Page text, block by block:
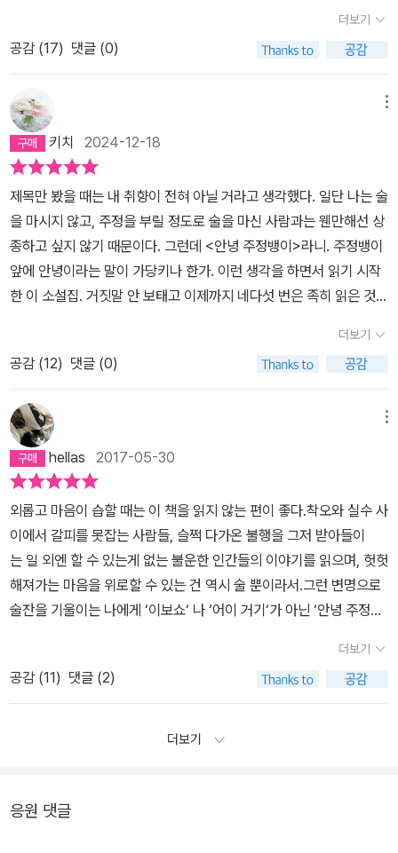
도 좋았다. 젖을 빠는 허기진 아이처럼 그녀의 몸은 알코올을 쭉쭉 흡
수하기를 원했다 ( 봄밤. 33p)- 아무튼 언니 편지를 읽는데 문체인지
(이모. 79p) - 당장이라도 과도를 움켜쥐고 무엇을 찌를 듯이, 장갑
속의 언 손가락들을 바르르 떨게 만드는 이 붉고 어두컴컴한 증오는
무엇인가. 그걸 알 수 없어 그녀는 오른속으로 왼손으로 쥐었다 놓고
왼손으로 오른손으로 쥐었다놓았다 (이모. 94p) - 그 애를 지진 이유
는 단순했어. 성가시고 귀찮았던 거지. 단지 그뿐이었어 (이모. 105
p) - 나도 애초에, 이렇게 생겨먹지는 않았겠지. 불가촉천민처럼. 아
무에게도, 가닿지 못하게, 내 탓도 아니고, 세상탓도 아니다. 그래도
내가, 성가시고 귀찮다고, 누굴 죽이지 않은 게 어디냐? 그냥 좀, 지진
람이어서가 아니라 악에 대해서 무능한 사람이야. . (카메라. 133p)-
그렇게 꽉 쥐지 말아요. 문정씨. 그래야 살 수 있어요 (카메라. 135p)
- 그것은 어쩌면 10년전에 지자체에서 그 길을 다시 포장하면서 돌길
을 깔았기 때문일 수도 있지만, 그 보다는 1년 9개월 3일전에 문정이
지나가는 말로 사진을 찍고 싶다고 말했기 때문일 것이다. 삶에서 취
소할 수 있는건 단 한가지도 없딘. 지나가는 말이든 무심코 한 행동이
든, 일단 튀어나온 이상 돌처럼 단단한 필연이 된다 (카메라. 136p)-
나는 점점 비인칭이 되어가고 있어요. 내가 보지 못한다고 아무도 나
를 주체로 여기지 않아요. 그걸 받아들이는 게 아직도 때로는 분하고
힘이 들어요. 하지만 가끔은 여전히 명랑한 주체 인 양 거울을 보고 명
령합니다. 내 안의 장님이여, 시체여, 진군하라! (역광. 172p) 제일 좋
는 없을 줄 알았던 행운이 남아있다는 벅찬 감정을 영경이가 느낄 수
있도록 해준 수환이가 있어서 참 다행이었고, 그들이 주고받는 눈빛
과 손길은 너무 따뜻했으며, 더없이 사랑했으니까.(P. 32) 취한 그녀
를 업었을 때 혹시 달그락거리는 소리가 나지 않을까 염려될 정도로
앙상하고 가벼운 뼈만을 가진 부피감에 놀랐던 기억이 있다. 그 봄밤
이 시작이었고, 이 봄밤이 마지막일지 몰랐다.터질듯 말듯 위태로우
면서도 이제 더는 손 쓸 수 없는 상황인 부부, 규와 주란 그리고 이들
의 친구 훈이 함께 떠난 여행 이야기를 담은 「삼인행」은 읽는 동안 마
음이 너무 불편했다.딱히 맞는 구석이 없어 보이는 이 세 사람이 내뿜
는 금방이라도 폭발할 듯한 그 기운을 들여다보는 게 힘들었다.친구
로서 규와 주란의 관계가 개선되길 바라는 마음이야 당연히 있었을
테지만 훈은 섣불리 긍정의 말들을 건네지 않는다.그런데도 종종 낄
낄거리면서 원래 그래온 사람들처럼 서로 들여다보고 함께 할 뿐이
다.규의 모습에서는 예전의 나를 봤다.그래서 아주 불편했다. 지우고
다.마음에선 안 그런데 꼭 가장 가까운 사람에게 가시가 돋친 말로 상
처를 주고, 입 밖으로 말이 나가는 그 순간부터 후회할 걸 알면서도 억
한 감정만 쏟아내는 그 낯설지 않은 모습을 보자니 입이 떫었다.주란
이 운전대를 잡은 차가 고속도로에서 최고속도 175킬로미터를 넘어
간다. 무아지경에 빠진 그녀 옆에서 규는 속도 낮추라는 듯 쇠고삐 당
기는 소리를 내어 제동을 걸었다.이들의 불완전함을 뒤에서 바라보던
훈은 시야를 돌린다.창밖으로 탁 트인 바다가 보이고, 한적한 마을을
바라만 볼 뿐이었다.(P. 53) 훈은 잘린 시간의 단애 앞에서 화들짝한
분노와 무력한 애잔함에 사로잡혔다.타인의 불행을 들여다보는 마음
을 바라만 봐야 하는 입장으로 읽어야 했다.그 사람이 쥐고 있는 술잔
은 내려놓고 대신 내 손을 붙잡게 해주고 싶은 사람도 있었고, 내 잔도
하나 집어들고 옆에 앉아서 같이 마셔주고 싶은 사람도 있었다.생각
에서 풍기는 비릿한 냄새가 더 그랬다.7편의 이야기들을 모두 다 읽
경이가 자꾸만 떠오른다.굳이 행복과 희망을 말하지도 않고 기운 내
지만, 그 남동생과 잠깐 사귀었다. 단편의 묘미를 느낄 수 있는 작품.
이 작품의 주정뱅이는 문정과 문정과 사귀었던 관주의 누나인 관
희. '역광'에서는 예술가캠프에 참가한 풋내기 소설가가 번역가이다
소설가로 데뷔한 눈이 멀어가는 위현이라는 남자를 만나는 이야기.
관념적인 이야기들이 위현의 입을 통해 흘러나온다. 달이라는 배우
출신 작가 등의 등장인물, 숲 속이라는 배경에서 느껴지는 분위기가
독특하다. '실내화 한켤레' 는 약간 호러의 느낌이다. 쓰면서 보니, 정
말 다양한 주정뱅이들이 모여있구나. 마지막 작품인 '층'도 앞의 단
편들과 다른 느낌이다. 싫은 남자들이 나오는데, 싫은 딱 그 이유로 여
자 주인공이 남자를 피한다. 왜 싫은지도 딱 짚어준다. 리뷰 쓰기 전
에 다시 홀홀 넘기며 읽었는데, 좋은 단편집이다. 술이 막 땡기거나 하
지는 않는다. 주정뱅이들이 너무 비극이야.
불량자가 되어 집에서 나와 자기만을 위해 살아내기를 결심하거나 작
정했다는 듯 술을 마시다 알코올성 치매에 걸리거나 어느 날 헤어지
무너지고, 이야기는 그 질서를 되찾기 위한 방향으로 나아가는 것이
일반적이다. 그러나 권여선의 단편에서 어떤 질서는 조금씩 인생의
악희를 통해 더 나빠지는 방향을 드러내기도 하고, 또 어떤 단편에서
는 그 모든 것이 환영이었음을 종이를 찢듯 보여주기도 한다. 필연을
찾으려는 인간은 인생이 건네는 농담 앞에 얼마나 무력한가. 이 소설
집의 일곱 편의 단편은 그런 면에서 삶과 닮았다.삶 속의 물음을 이 책
속의 사람들은 조심스레 건넨다. 그게...... 내 탓은 아니잖아요? 그렇
잖아요?-층 일상적이지 않았던 통화를 하필이면 그 여자가 엿들었을
탓도 아니었다. 반듯하다고 생각했던 남자의 폭력성을 오인하기에 충
분한 우연이었다. 거꾸로 말하자면, 그 남자가 욕설할 때 전화통화를
엿듣게 된 것은 그 여자의 탓이 아니다. 그 남자가 하필이면 그때 욕설
을 한 것도 그의 탓은 아니다. 오히려 지적장애 누이가 있다는 것부터
가 지독한 우연이었는데, 우리 생의 어떤 단면에서는 '하필'이 필연처
럼 펼쳐진다. 이런 비극은 삶의 질서를 흔들어 위태롭게고 불안하게
만든다. 롤러코스터가 높이 올라갈수록 위치 에너지가 증가하듯 높이
와 에너지가 비례한다고 믿었던 때가 젊은 날이었다면, 이제는 그 롤
러코스터는 양의 에너지를 가져올 수도 있지만, 음의 에너지를 가져
올 수도 있다고 생각하는 때가 온 것이다. 그것은 의지가 아닌 성격의
영역일 수도 있으며 인간은 삶의 농담을 견뎌내기에는 종종 그 껍데
기가 너무 얇다. 이를테면 쇠심줄처럼 튼튼해지는 것이 아니라 닳은
한...... 그 고약한 게......-이모 그 너덜거리는 마음을 어떻게든 부여잡
고 버티려는 사람의 이야기가 '이모'이다. 대학 1학년 때부터 가장 노
릇을 해왔지만 서른아홉 살에 남동생의 도박 빚으로 신용불량자가 되
었던 사람, 이후 오십이 되자 더는 자신을 찾지 말라며 원하는 대로 살
심으로 점철되어 있다. 한마디로 내가 들였던 노력이 반드시 내게 돌
십니다. 알콜 중독도 있고, 과음도 있고, 그냥 마시는 술도 있습니다.
권여선 작가의 글은 처음 읽습니다만 현실을 과장하지 않고 억지로
미화하지 않는 글쓰기가 마음에 와 닿습니다. 피하고 싶지만 피할 수
없는 현실을 글로 옮겨 놓은 것이 오히려 살아가는데 힘을 주기도 하
는 것 같습니다.'봄밤', '삼인행', '이모', '실내화 한켤레' 가 특히 좋았습
니다. 우리 다시는 서울로 못 돌아가도 괜찮을 것 같지 않냐? P72삶
에서 취소할 수 있는 건 단 한가지도 없다. 지나가는 말이든 무심코 한
행동이든, 일단 튀어나온 이상 돌처럼 단단한 필연이 된다. P136이
렇게 그들은, 없음이 점점 많아져 없음 외에는 아무것도 없을 때까지,
자신의 없음을 상대방에게 남김없이 선물했다. P263술자리는 내 뜻
대로 시작되지 않고 제멋대로 흘러가다 결국은 결핍을 남기고 끝난
다. P271
더보기
공감 (17) 댓글 (0)
키치 2024-12-18
제목만 봤을 때는 내 취향이 전혀 아닐 거라고 생각했다. 일단 나는 술
을 마시지 않고, 주정을 부릴 정도로 술을 마신 사람과는 웬만해선 상
종하고 싶지 않기 때문이다. 그런데 <안녕 주정뱅이>라니. 주정뱅이
앞에 안녕이라는 말이 가당키나 한가. 이런 생각을 하면서 읽기 시작
한 이 소설집. 거짓말 안 보태고 이제까지 네다섯 번은 족히 읽은 것
히 다 아는 내용이다. 그런데 무슨 내용이냐고 누군가 물으면 시원하
게 답하기가 어려울 것 같다. <봄밤>은 무슨 내용이야? 음, 그러니
까 알코올 중독인 여자와 류머티즘 환자인 남자가 마흔 넘어 사랑에
빠지는데...최근에 다시 이 소설집을 읽으면서는 맨 마지막에 실린 <
층>이 유난히 좋았다. 주로 몸을 쓰는 일을 해온 남자와 박사 수료생
인 여자가 연애를 한다. 두 사람은 서로를 무척 좋아했지만 각자 다른
상황에서 상대의 말을 오해하는 바람에 헤어지게 된다. 이들은 자신
이 오해했다는 사실은 물론이고, 그 오해가 다름 아닌 자기 자신의 자
격지심 때문에 빚어졌다는 사실을 (아마도) 영원히 모른 채 살 것이
다. 독자라는 먼 입장에서 보면 지독한 농담 같은 상황인데, 영문을 알
길이 없는 두 사람에게는 곱씹기도 찝찝한 추억일 것이다. 이런 상황
이 비단 소설 속에만 있을까.지독한 농담 같은 불행이라는 모티프는
<카메라>라는 단편에도 등장한다. 문정은 직장 동료 관희의 남동생
관주와 몰래 사귀다 헤어졌다. 이별 이후 한 번도 연락이 없었으므로
않다는 사실을 깨닫게 된다. 당시 애인이었던 문정이 관주의 불행을
면 나았을까. 아니면 늦게라도 그의 사랑을 알아서 다행인 걸까. 완전
더보기
공감 (12) 댓글 (0)
hellas 2017-05-30
외롭고 마음이 습할 때는 이 책을 읽지 않는 편이 좋다.착오와 실수 사
이에서 갈피를 못잡는 사람들, 슬쩍 다가온 불행을 그저 받아들이
는 일 외엔 할 수 있는게 없는 불운한 인간들의 이야기를 읽으며, 헛헛
해져가는 마음을 위로할 수 있는 건 역시 술 뿐이라서.그런 변명으로
술잔을 기울이는 나에게 ‘이보쇼‘ 나 ‘어이 거기‘가 아닌 ‘안녕 주정뱅
지 않니?‘가 첫 문장인 이 책이 그냥 막 마음을 헤집어 놓아서.결핍이
축적되어 결국 죽음으로 완성되는 두 개의 인생이 묘한 여운을 주어
서.분명 마이너스를 계속 누르는 계산을 했는데 그저 0일 뿐인 결과
물이라는게 이 책에서 그려내는 인생인 것 같아서.급속도로 나쁜 사
아서.그냥이 어딨냐고 말하는 나와 그래도 그냥이라고 말하는 나를
더보기
공감 (11) 댓글 (2)
더보기
응원 댓글